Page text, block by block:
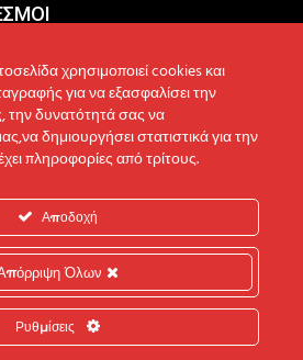
Πολιτική Απορρήτου
Πολιτική Cookies
Πολιτική Προστασίας
Δεδομένων
Επικοινωνία
S.A. All Rights reserved.
by
χρησιμοποιεί cookies και
για να εξασφαλίσει την
την δυνατότητά σας να
δημιουργήσει στατιστικά για την
πληροφορίες από τρίτους.
Αποδοχή
Όλων
Ρυθμίσεις